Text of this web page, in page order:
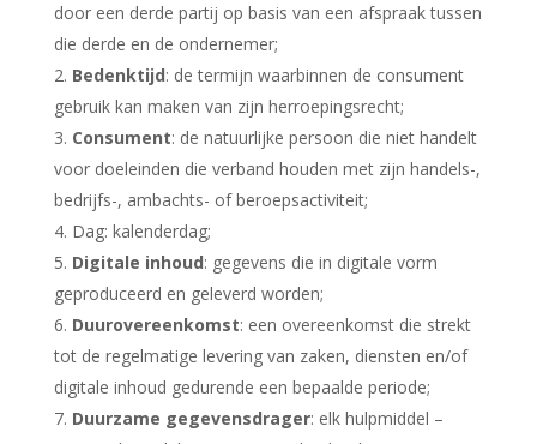
door een derde partij op basis van een afspraak tussen
die derde en de ondernemer;
Bedenktijd: de termijn waarbinnen de consument
gebruik kan maken van zijn herroepingsrecht;
Consument: de natuurlijke persoon die niet handelt
voor doeleinden die verband houden met zijn handels-,
bedrijfs-, ambachts- of beroepsactiviteit;
Dag: kalenderdag;
Digitale inhoud: gegevens die in digitale vorm
geproduceerd en geleverd worden;
Duurovereenkomst: een overeenkomst die strekt
tot de regelmatige levering van zaken, diensten en/of
digitale inhoud gedurende een bepaalde periode;
Duurzame gegevensdrager: elk hulpmiddel –